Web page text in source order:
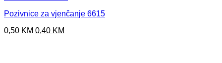
Pozivnice za vjenčanje 6615
0,50KM Original
0,40 KM